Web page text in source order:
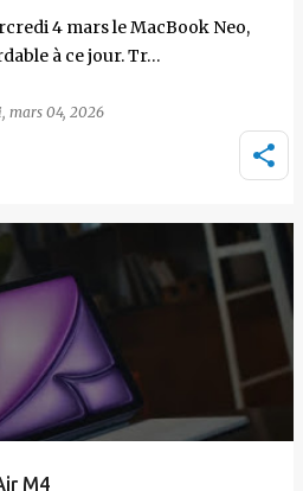
4 mars le MacBook Neo,
à ce jour. Tr…
mars 04, 2026
M4